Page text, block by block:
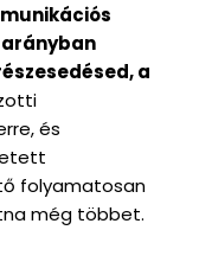
arányban
a
és
folyamatosan
még többet.